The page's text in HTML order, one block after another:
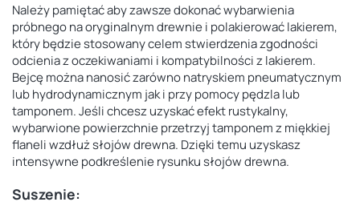
Należy pamiętać aby zawsze dokonać wybarwienia
próbnego na oryginalnym drewnie i polakierować lakierem,
który będzie stosowany celem stwierdzenia zgodności
odcienia z oczekiwaniami i kompatybilnościz lakierem.
Bejcę można nanosić zarówno natryskiem pneumatycznym
lub hydrodynamicznym jak i przy pomocy pędzlalub
tamponem. Jeśli chcesz uzyskać efekt rustykalny,
wybarwione powierzchnie przetrzyj tamponem z miękkiej
flaneli wzdłuż słojów drewna. Dzięki temu uzyskasz
intensywne podkreślenie rysunku słojów drewna.
Suszenie: